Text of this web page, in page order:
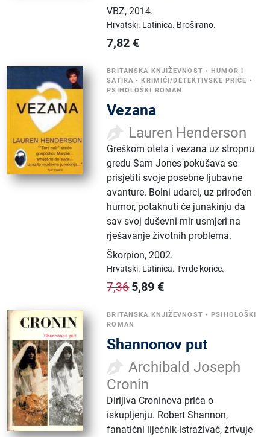
VBZ,2014.
Hrvatski. Latinica. Broširano.
7,82 €
BRITANSKA KNJIŽEVNOST •HUMOR I
SATIRA •KRIMIĆI/DETEKTIVSKE PRIČE •
PSIHOLOŠKI ROMAN
Vezana
Lauren Henderson
Greškom oteta i vezana uz stropnu
gredu Sam Jones pokušava se
prisjetiti svoje posebne ljubavne
avanture. Bolni udarci, uz prirođen
humor, potaknuti će junakinju da
sav svoj duševni mir usmjeri na
rješavanje životnih problema.
Škorpion,2002.
Hrvatski. Latinica.Tvrde korice.
7,36 5,89 €
BRITANSKA KNJIŽEVNOST •PSIHOLOŠKI
ROMAN
Shannonov put
Archibald Joseph
Cronin
Dirljiva Croninova priča o
iskupljenju. Robert Shannon,
fanatični liječnik-istraživač, žrtvuje